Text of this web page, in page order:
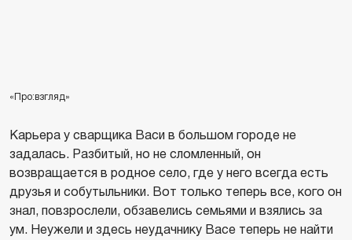
«Про:взгляд»
Карьера у сварщика Васи в большом городе не
задалась. Разбитый, но не сломленный, он
возвращается в родное село, где у него всегда есть
друзья и собутыльники. Вот только теперь все, кого он
знал, повзрослели, обзавелись семьями и взялись за
ум. Неужели и здесь неудачнику Васе теперь не найти